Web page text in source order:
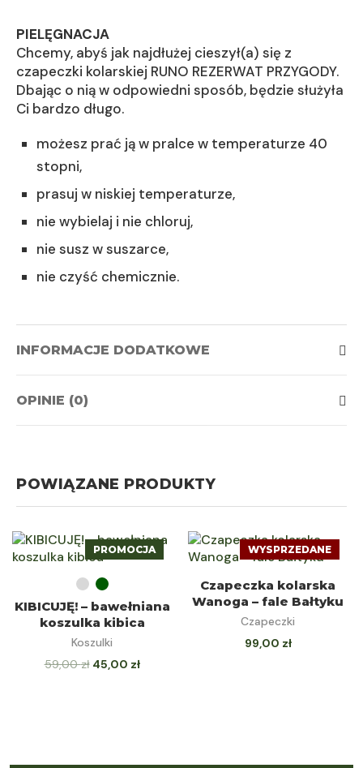
PIELĘGNACJA
Chcemy, abyś jak najdłużej cieszył(a) się z
czapeczki kolarskiej RUNO REZERWAT PRZYGODY.
Dbając o nią w odpowiedni sposób, będzie służyła
Ci bardzo długo.
możesz prać ją w pralce w temperaturze 40
stopni,
prasuj w niskiej temperaturze,
nie wybielaj i nie chloruj,
nie susz w suszarce,
nie czyść chemicznie.
INFORMACJE DODATKOWE
OPINIE (0)
POWIĄZANE PRODUKTY
PROMOCJA
WYBIERZ OPCJE
KIBICUJĘ! – bawełniana
koszulka kibica
Koszulki
59,00zł 45,00 zł
WYSPRZEDANE
DOWIEDZ SIĘ
Czapeczka kolarska
Wanoga – fale Bałtyku
Czapeczki
99,00 zł